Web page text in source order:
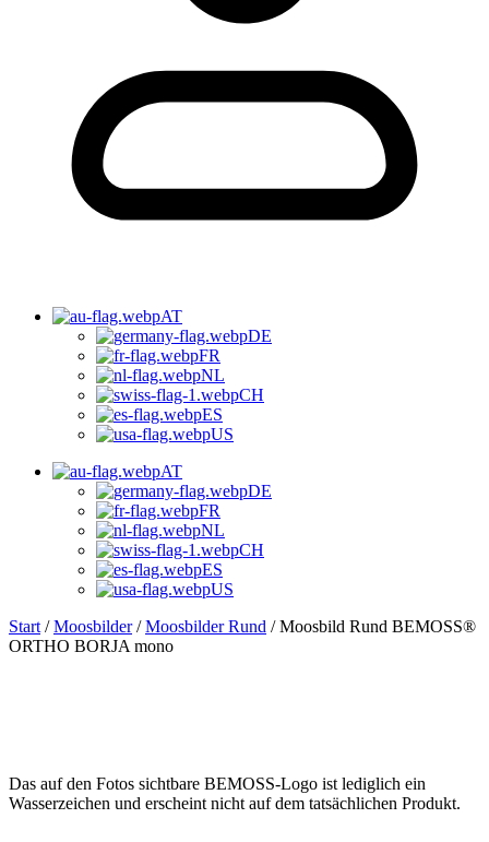
AT
DE
FR
NL
CH
ES
US
AT
DE
FR
NL
CH
ES
US
Start /Moosbilder/Moosbilder Rund / Moosbild Rund BEMOSS®
ORTHO BORJA mono
Das auf den Fotos sichtbare BEMOSS-Logo ist lediglich ein
Wasserzeichen und erscheint nicht auf dem tatsächlichen Produkt.